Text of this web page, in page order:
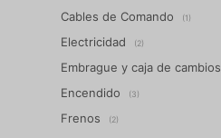
Cables de Comando (1)
Electricidad (2)
Embrague y caja de cambios
Encendido (3)
Frenos (2)